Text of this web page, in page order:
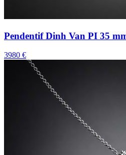
Pendentif Dinh Van PI 35
3980 €